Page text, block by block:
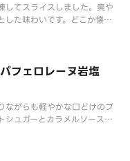
してスライスしました。爽や
した味わいです。どこか懐か
フェロレーヌ岩塩
ながらも軽やかな口どけのプ
シュガーとカラメルソースに